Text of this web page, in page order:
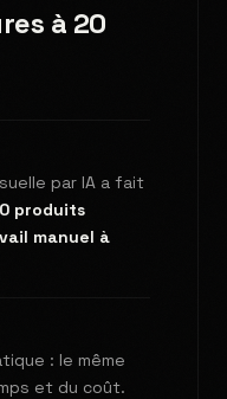
à 20
par IA a fait
produits
manuel à
: le même
et du coût.